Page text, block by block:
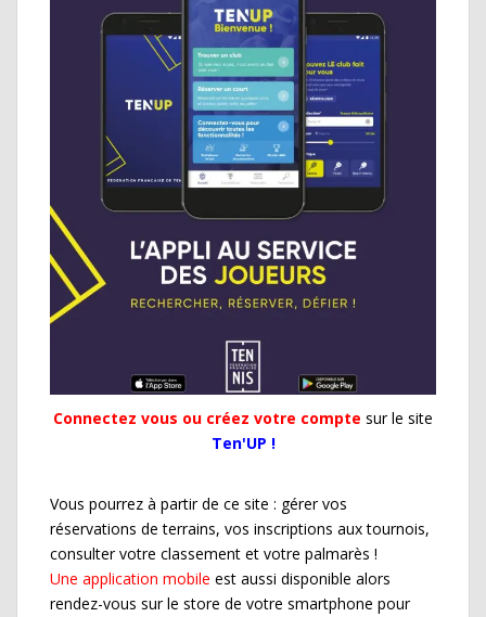
Connectez vous ou créez votre compte sur le site
Ten'UP !
Vous pourrez à partir de ce site : gérer vos
réservations de terrains, vos inscriptions aux tournois,
consulter votre classement et votre palmarès !
Une application mobile est aussi disponible alors
rendez-vous sur le store de votre smartphone pour